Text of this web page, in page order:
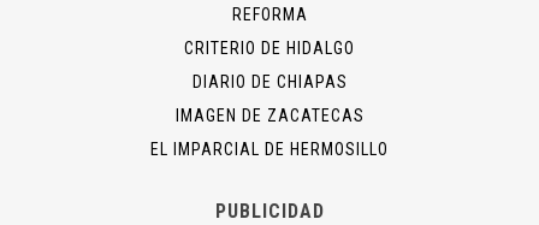
REFORMA
CRITERIO DE HIDALGO
DIARIO DE CHIAPAS
IMAGEN DE ZACATECAS
EL IMPARCIAL DE HERMOSILLO
PUBLICIDAD